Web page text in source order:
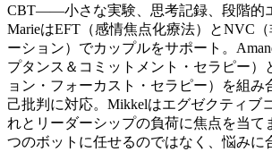
CBT——小さな実験、思考記録、段階的
MarieはEFT（感情焦点化療法）とNVC
ーション）でカップルをサポート。
プタンス＆コミットメント・セラピー）
ョン・フォーカスト・セラピー）を組み
己批判に対応。Mikkelはエグゼクティブ
れとリーダーシップの負荷に焦点を当て
つのボットに任せるのではなく、悩みに